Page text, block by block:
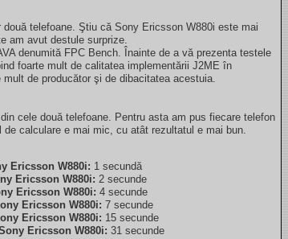
două telefoane. Ştiu că Sony Ericsson W880i este mai
am avut destule surprize.
denumită FPC Bench. Înainte de a vă prezenta testele
foarte mult de calitatea implementării J2ME în
de producător şi de dibacitatea acestuia.
cele două telefoane. Pentru asta am pus fiecare telefon
calculare e mai mic, cu atât rezultatul e mai bun.
Ericsson W880i: 1 secundă
Ericsson W880i: 2 secunde
Ericsson W880i: 4 secunde
Ericsson W880i: 7 secunde
Ericsson W880i: 15 secunde
Ericsson W880i:31 secunde